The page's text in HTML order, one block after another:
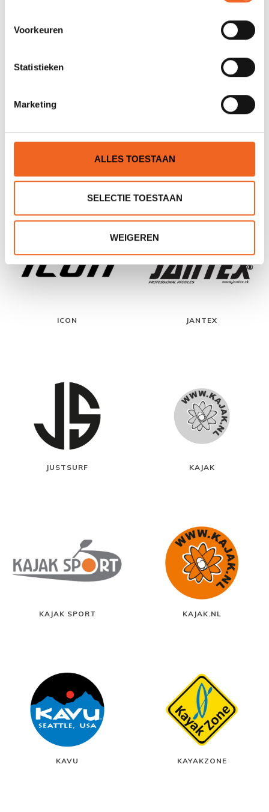
Voorkeuren
Statistieken
Marketing
ALLES TOESTAAN
SELECTIE TOESTAAN
WEIGEREN
HARMONY
ICON JANTEX
JUSTSURF KAJAK
KAJAK SPORT KAJAK.NL
KAVU KAYAKZONE